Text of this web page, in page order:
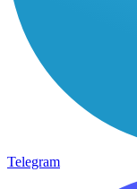
Telegram